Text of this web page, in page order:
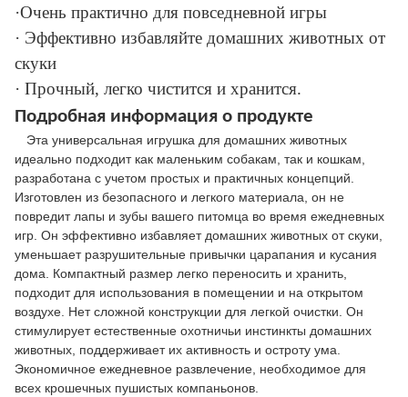
·Очень практично для повседневной игры
· Эффективно избавляйте домашних животных от
скуки
· Прочный, легко чистится и хранится.
Подробная информация о продукте
Эта универсальная игрушка для домашних животных
идеально подходит как маленьким собакам, так и кошкам,
разработана с учетом простых и практичных концепций.
Изготовлен из безопасного и легкого материала, он не
повредит лапы и зубы вашего питомца во время ежедневных
игр. Он эффективно избавляет домашних животных от скуки,
уменьшает разрушительные привычки царапания и кусания
дома. Компактный размер легко переносить и хранить,
подходит для использования в помещении и на открытом
воздухе. Нет сложной конструкции для легкой очистки. Он
стимулирует естественные охотничьи инстинкты домашних
животных, поддерживает их активность и остроту ума.
Экономичное ежедневное развлечение, необходимое для
всех крошечных пушистых компаньонов.